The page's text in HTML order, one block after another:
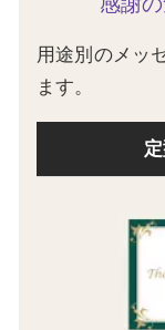
用途別のメッ
ます。